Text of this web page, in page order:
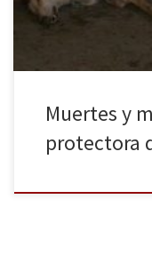
Muertes y
protectora